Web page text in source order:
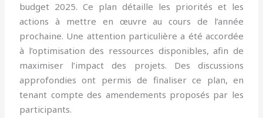
budget 2025. Ce plan détaille les priorités et les
actions à mettre en œuvre au cours de l’année
prochaine. Une attention particulière a été accordée
à l’optimisation des ressources disponibles, afin de
maximiser l’impact des projets. Des discussions
approfondies ont permis de finaliser ce plan, en
tenant compte des amendements proposés par les
participants.